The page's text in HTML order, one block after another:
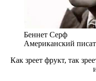
Беннет Серф
Американский
Как зреет фрукт, так